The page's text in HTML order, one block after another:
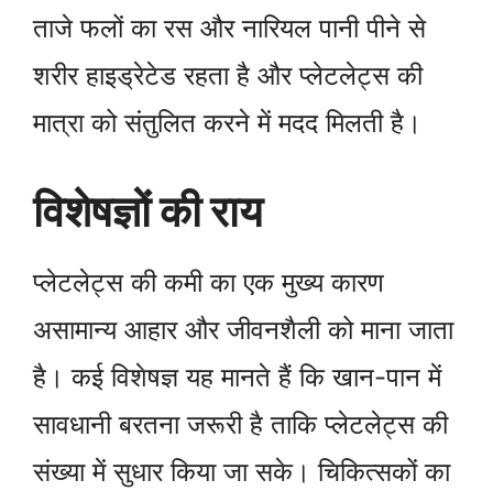
ताजे फलों का रस और नारियल पानी पीने से
शरीर हाइड्रेटेड रहता है और प्लेटलेट्स की
मात्रा को संतुलित करने में मदद मिलती है।
विशेषज्ञों की राय
प्लेटलेट्स की कमी का एक मुख्य कारण
असामान्य आहार और जीवनशैली को माना जाता
है। कई विशेषज्ञ यह मानते हैं कि खान-पान में
सावधानी बरतना जरूरी है ताकि प्लेटलेट्स की
संख्या में सुधार किया जा सके। चिकित्सकों का